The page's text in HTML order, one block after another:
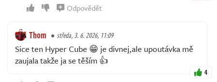
Odpovědět
Thom středa, 3. 6. 2026, 11:09
Sice ten Hyper Cube 😁 je divnej,ale upoutávka mě
zaujala takže ja se těším 👍
4